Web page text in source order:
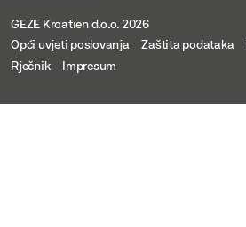
GEZE Kroatien d.o.o. 2026
Opći uvjeti poslovanja
Zaštita podataka
Rječnik
Impresum